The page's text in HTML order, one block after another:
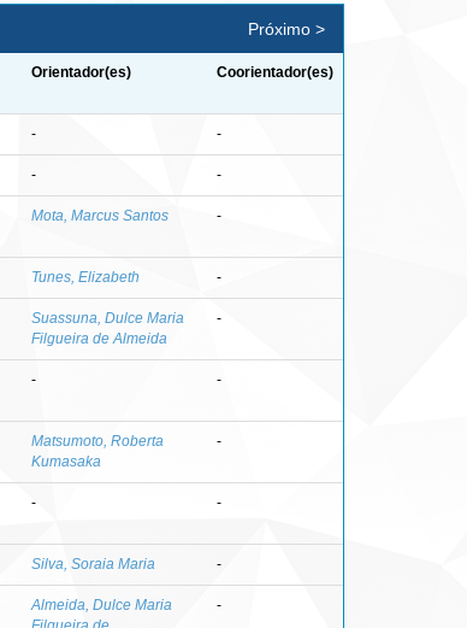
Próximo >
Orientador(es) Coorientador(es)
- -
- -
Mota, Marcus Santos -
Tunes, Elizabeth -
Suassuna, Dulce Maria
Filgueira de Almeida
-
- -
Matsumoto, Roberta
Kumasaka
-
- -
Silva, Soraia Maria -
Almeida, Dulce Maria
-